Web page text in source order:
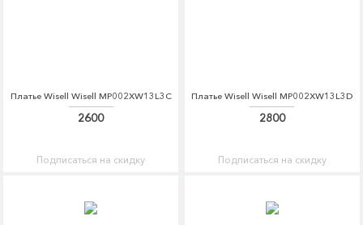
Платье Wisell Wisell MP002XW13L3C
2600
Подписаться на скидку
Платье Wisell Wisell MP002XW13L3D
2800
Подписаться на скидку